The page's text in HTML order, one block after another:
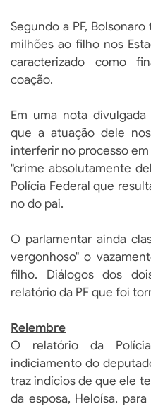
Segundo a PF,
milhões ao filho nos
caracterizado como
coação.
Em uma nota
que a atuação dele
interferir no processo
"crime absolutamente
Polícia Federal que
no do pai.
O parlamentar ainda
vergonhoso" o
filho. Diálogos dos
relatório da PF que foi
Relembre
O relatório da
indiciamento do
traz indícios de que ele
da esposa, Heloísa,